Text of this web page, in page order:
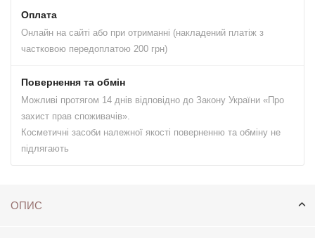
Оплата
Онлайн на сайті або при отриманні (накладений платіж з
частковою передоплатою 200 грн)
Повернення та обмін
Можливі протягом 14 днів відповідно до Закону України «Про
захист прав споживачів».
Косметичні засоби належної якості поверненню та обміну не
підлягають
ОПИС